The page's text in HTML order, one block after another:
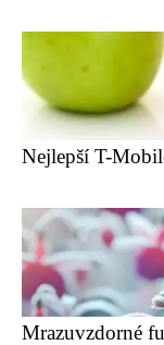
Nejlepší T-
Mrazuvzdorné